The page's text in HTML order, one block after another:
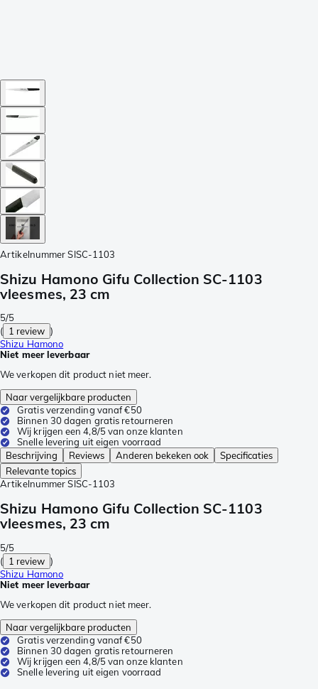
Artikelnummer SISC-1103
Shizu Hamono Gifu Collection SC-1103
vleesmes, 23 cm
5/5
( 1 review )
Shizu Hamono
Niet meer leverbaar
We verkopen dit product niet meer.
Naar vergelijkbare producten
Gratis verzending vanaf €50
Binnen 30 dagen gratis retourneren
Wij krijgen een 4,8/5 van onze klanten
Snelle levering uit eigen voorraad
Beschrijving
Reviews Anderen bekeken ook
Specificaties
Relevante topics
Artikelnummer SISC-1103
Shizu Hamono Gifu Collection SC-1103
vleesmes, 23 cm
5/5
( 1 review )
Shizu Hamono
Niet meer leverbaar
We verkopen dit product niet meer.
Naar vergelijkbare producten
Gratis verzending vanaf €50
Binnen 30 dagen gratis retourneren
Wij krijgen een 4,8/5 van onze klanten
Snelle levering uit eigen voorraad